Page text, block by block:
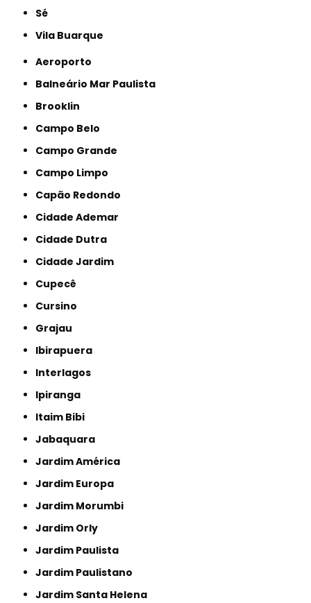
Sé
Vila Buarque
Aeroporto
Balneário Mar Paulista
Brooklin
Campo Belo
Campo Grande
Campo Limpo
Capão Redondo
Cidade Ademar
Cidade Dutra
Cidade Jardim
Cupecê
Cursino
Grajau
Ibirapuera
Interlagos
Ipiranga
Itaim Bibi
Jabaquara
Jardim América
Jardim Europa
Jardim Morumbi
Jardim Orly
Jardim Paulista
Jardim Paulistano
Jardim Santa Helena